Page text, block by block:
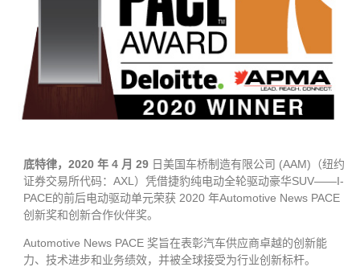
底特律，2020 年 4 月 29 日美国车桥制造有限公司 (AAM)（纽约
证券交易所代码：AXL）凭借捷豹纯电动全轮驱动豪华SUV——I-
PACE的前后电动驱动单元荣获 2020 年Automotive News PACE
创新奖和创新合作伙伴奖。
Automotive News PACE 奖旨在表彰汽车供应商卓越的创新能
力、技术进步和业务绩效，并被全球接受为行业创新标杆。